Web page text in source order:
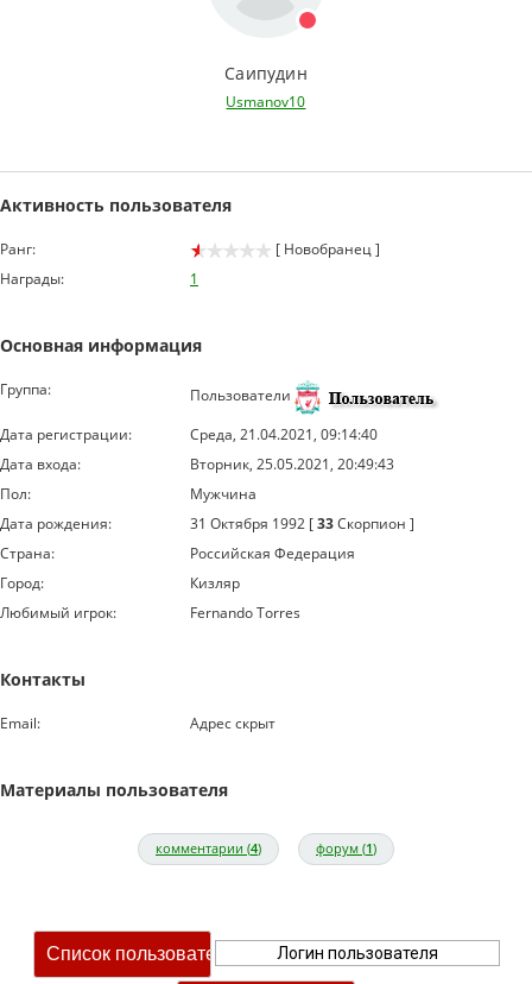
Саипудин
Usmanov10
Активность пользователя
Ранг:
[ Новобранец ]
Награды:
1
Основная информация
Группа:
Пользователи
Дата регистрации:
Среда, 21.04.2021, 09:14:40
Дата входа:
Вторник, 25.05.2021, 20:49:43
Пол:
Мужчина
Дата рождения:
31 Октября 1992 [33Скорпион ]
Страна:
Российская Федерация
Город:
Кизляр
Любимый игрок:
Fernando Torres
Контакты
Email: Адрес скрыт
Материалы пользователя
комментарии (4) форум (1)